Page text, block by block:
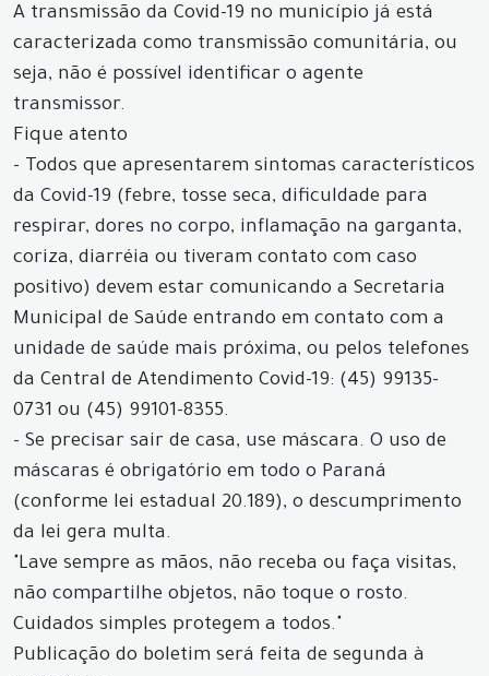
A transmissão da Covid-19 no município já está
caracterizada como transmissão comunitária, ou
seja, não é possível identificar o agente
transmissor.
Fique atento
- Todos que apresentarem sintomas característicos
da Covid-19 (febre, tosse seca, dificuldade para
respirar, dores no corpo, inflamação na garganta,
coriza, diarréia ou tiveram contato com caso
positivo) devem estar comunicando a Secretaria
Municipal de Saúde entrando em contato com a
unidade de saúde mais próxima, ou pelos telefones
da Central de Atendimento Covid-19: (45) 99135-
0731 ou (45) 99101-8355.
- Se precisar sair de casa, use máscara. O uso de
máscaras é obrigatório em todo o Paraná
(conforme lei estadual 20.189), o descumprimento
da lei gera multa.
"Lave sempre as mãos, não receba ou faça visitas,
não compartilhe objetos, não toque o rosto.
Cuidados simples protegem a todos."
Publicação do boletim será feita de segunda à